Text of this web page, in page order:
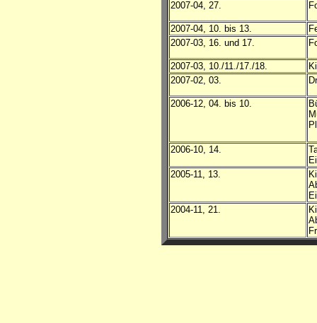
2007-04, 27.
2007-04, 10. bis 13.
2007-03, 16. und 17.
2007-03, 10./11./17./18.
2007-02, 03.
2006-12, 04. bis 10.
2006-10, 14.
2005-11, 13.
2004-11, 21.